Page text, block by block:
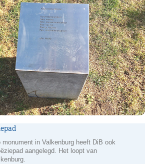
monument in Valkenburg heeft DiB ook
aangelegd. Het loopt van